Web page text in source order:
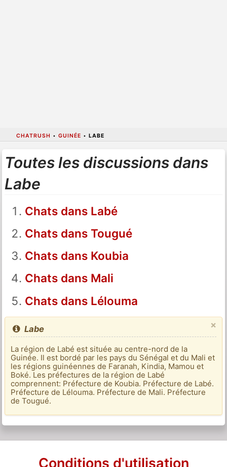
CHATRUSH • GUINÉE • LABE
Toutes les discussions dans
Labe
Chats dans Labé
Chats dans Tougué
Chats dans Koubia
Chats dans Mali
Chats dans Lélouma
×
Labe
La région de Labé est située au centre-nord de la
Guinée. Il est bordé par les pays du Sénégal et du Mali et
les régions guinéennes de Faranah, Kindia, Mamou et
Boké. Les préfectures de la région de Labé
comprennent: Préfecture de Koubia. Préfecture de Labé.
Préfecture de Lélouma. Préfecture de Mali. Préfecture
de Tougué.
Conditions d'utilisation